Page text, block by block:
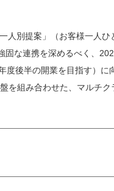
人別提案」（お客様一人ひ
固な連携を深めるべく、
度後半の開業を目指す）に
を組み合わせた、マルチク